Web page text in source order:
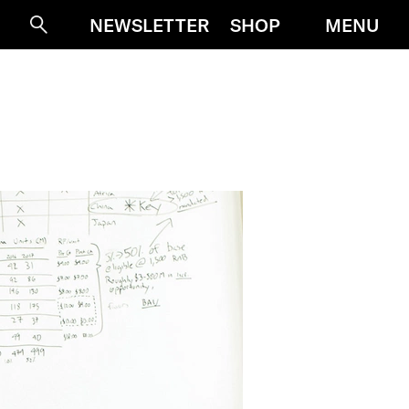
SucheNEWSLETTER SHOP MENU